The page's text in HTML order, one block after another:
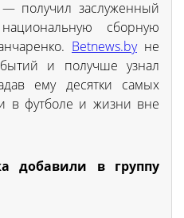
получил заслуженный
сборную
Betnews.byне
и получше узнал
ему десятки самых
в футболе и жизни вне
добавили в группу